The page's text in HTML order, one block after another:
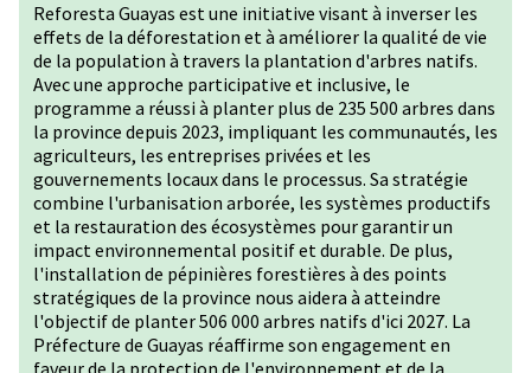
Reforesta Guayas est une initiative visant à inverser les
effets de la déforestation et à améliorer la qualité de vie
de la population à travers la plantation d'arbres natifs.
Avec une approche participative et inclusive, le
programme a réussi à planter plus de 235 500 arbres dans
la province depuis 2023, impliquant les communautés, les
agriculteurs, les entreprises privées et les
gouvernements locaux dans le processus. Sa stratégie
combine l'urbanisation arborée, les systèmes productifs
et la restauration des écosystèmes pour garantir un
impact environnemental positif et durable. De plus,
l'installation de pépinières forestières à des points
stratégiques de la province nous aidera à atteindre
l'objectif de planter 506 000 arbres natifs d'ici 2027. La
Préfecture de Guayas réaffirme son engagement en
faveur de la protection de l'environnement et de la